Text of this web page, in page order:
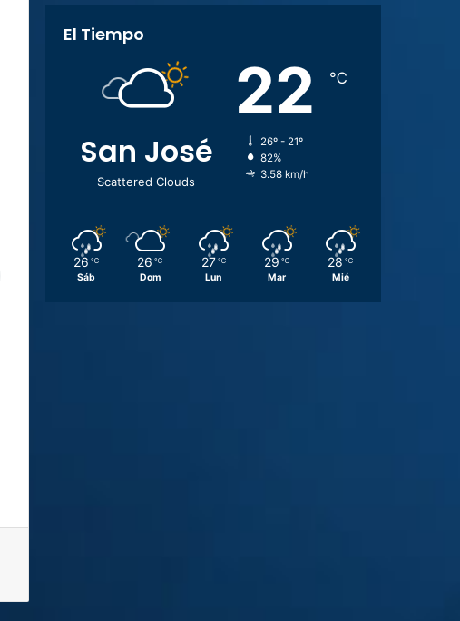
El Tiempo
San José
Scattered Clouds
22 ℃
26º - 21º
82%
3.58 km/h
26 ℃
Sáb
26 ℃
Dom
27 ℃
Lun
29 ℃
Mar
28 ℃
Mié